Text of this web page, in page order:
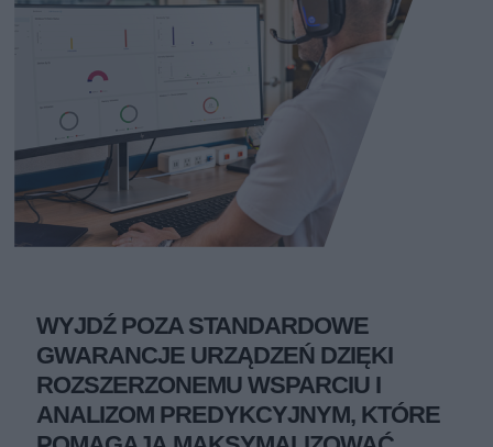
WYJDŹ POZA STANDARDOWE
GWARANCJE URZĄDZEŃ DZIĘKI
ROZSZERZONEMU WSPARCIU I
ANALIZOM PREDYKCYJNYM, KTÓRE